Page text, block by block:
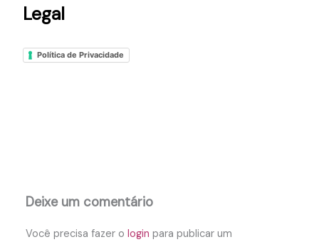
Legal
Política de Privacidade
Deixe um comentário
Você precisa fazer ologin para publicar um